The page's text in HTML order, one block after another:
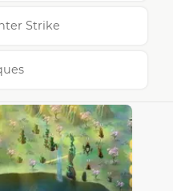
Strike